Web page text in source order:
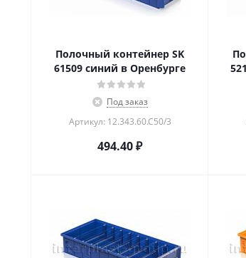
Полочный контейнер SK
61509 синий в Оренбурге
Под заказ
Артикул: 12.343.60.С50/3
494.40₽